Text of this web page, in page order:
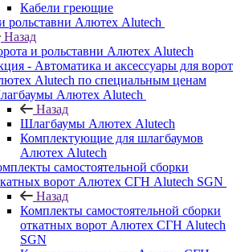
Кабели греющие
рольставни Алютех Alutech
Назад
и рольставни Алютех Alutech
- Автоматика и аксессуары для ворот
Alutech по специальным ценам
Алютех Alutech
Назад
Шлагбаумы Алютех Alutech
Комплектующие для шлагбаумов
Алютех Alutech
самостоятельной сборки
ворот Алютех СГН Alutech SGN
Назад
Комплекты самостоятельной сборки
откатных ворот Алютех СГН Alutech
SGN